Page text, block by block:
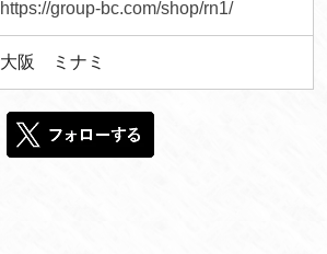
https://group-bc.com/shop/rn1/
大阪 ミナミ